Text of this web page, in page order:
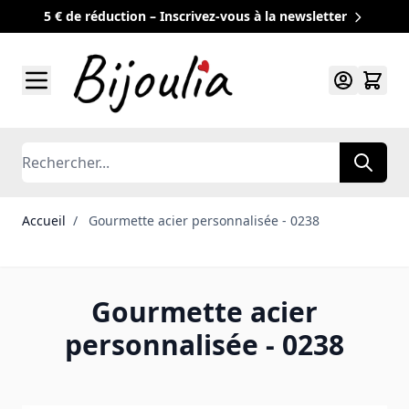
5 € de réduction – Inscrivez-vous à la newsletter
Rechercher
Accueil / Gourmette acier personnalisée - 0238
Gourmette acier
personnalisée - 0238